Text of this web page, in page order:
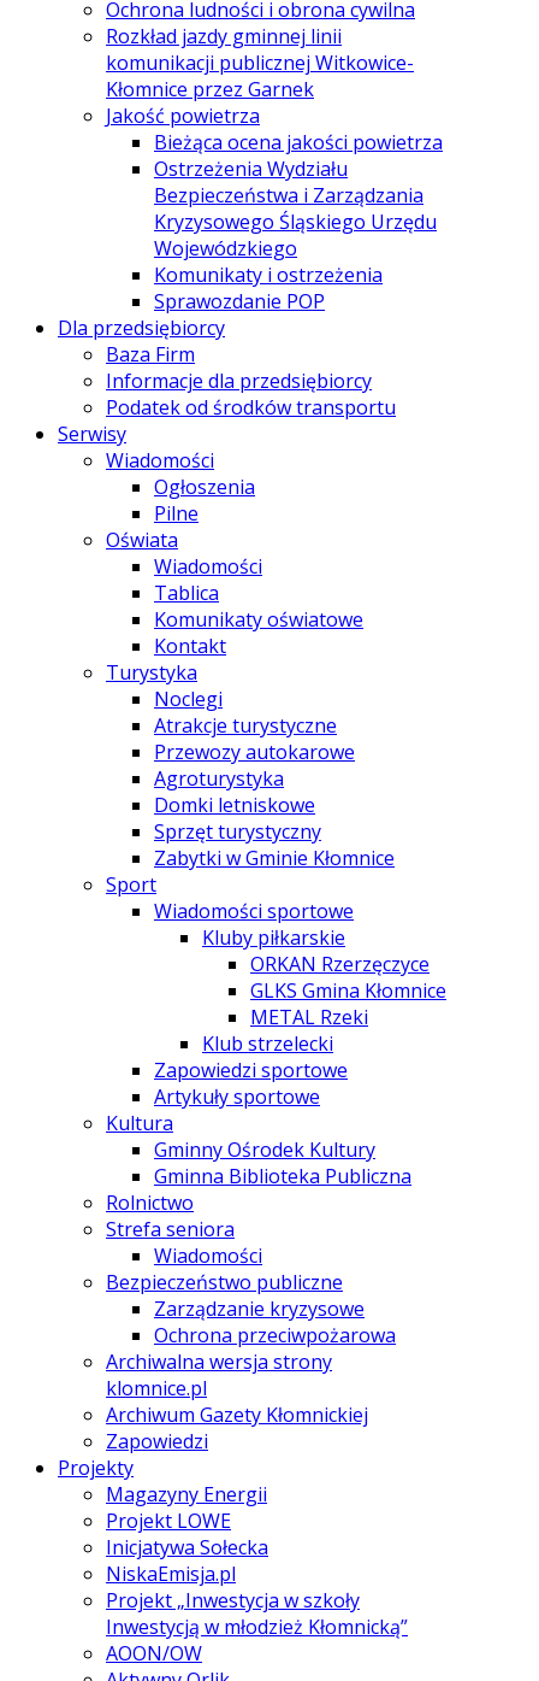
Ochrona ludności i obrona cywilna
Rozkład jazdy gminnej linii
komunikacji publicznej Witkowice-
Kłomnice przez Garnek
Jakość powietrza
Bieżąca ocena jakości powietrza
Ostrzeżenia Wydziału
Bezpieczeństwa i Zarządzania
Kryzysowego Śląskiego Urzędu
Wojewódzkiego
Komunikaty i ostrzeżenia
Sprawozdanie POP
Dla przedsiębiorcy
Baza Firm
Informacje dla przedsiębiorcy
Podatek od środków transportu
Serwisy
Wiadomości
Ogłoszenia
Pilne
Oświata
Wiadomości
Tablica
Komunikaty oświatowe
Kontakt
Turystyka
Noclegi
Atrakcje turystyczne
Przewozy autokarowe
Agroturystyka
Domki letniskowe
Sprzęt turystyczny
Zabytki w Gminie Kłomnice
Sport
Wiadomości sportowe
Kluby piłkarskie
ORKAN Rzerzęczyce
GLKS Gmina Kłomnice
METAL Rzeki
Klub strzelecki
Zapowiedzi sportowe
Artykuły sportowe
Kultura
Gminny Ośrodek Kultury
Gminna Biblioteka Publiczna
Rolnictwo
Strefa seniora
Wiadomości
Bezpieczeństwo publiczne
Zarządzanie kryzysowe
Ochrona przeciwpożarowa
Archiwalna wersja strony
klomnice.pl
Archiwum Gazety Kłomnickiej
Zapowiedzi
Projekty
Magazyny Energii
Projekt LOWE
Inicjatywa Sołecka
NiskaEmisja.pl
Projekt „Inwestycja w szkoły
Inwestycją w młodzież Kłomnicką”
AOON/OW